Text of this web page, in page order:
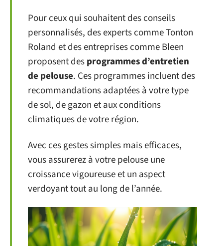
Pour ceux qui souhaitent des conseils
personnalisés, des experts comme Tonton
Roland et des entreprises comme Bleen
proposent desprogrammes d’entretien
de pelouse. Ces programmes incluent des
recommandations adaptées à votre type
de sol, de gazon et aux conditions
climatiques de votre région.
Avec ces gestes simples mais efficaces,
vous assurerez à votre pelouse une
croissance vigoureuse et un aspect
verdoyant tout au long de l’année.